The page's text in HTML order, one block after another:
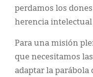
perdamos los
herencia
Para una misión
que necesitamos
adaptar la parábola